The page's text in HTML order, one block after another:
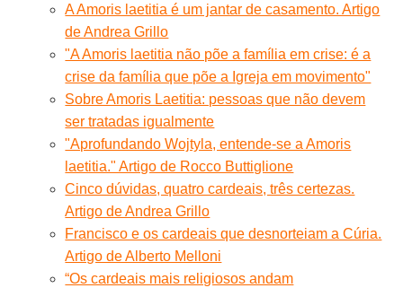
A Amoris laetitia é um jantar de casamento. Artigo
de Andrea Grillo
"A Amoris laetitia não põe a família em crise: é a
crise da família que põe a Igreja em movimento"
Sobre Amoris Laetitia: pessoas que não devem
ser tratadas igualmente
"Aprofundando Wojtyla, entende-se a Amoris
laetitia." Artigo de Rocco Buttiglione
Cinco dúvidas, quatro cardeais, três certezas.
Artigo de Andrea Grillo
Francisco e os cardeais que desnorteiam a Cúria.
Artigo de Alberto Melloni
“Os cardeais mais religiosos andam